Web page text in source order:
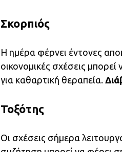
Σκορπιός
Η ημέρα φέρνει έντονες
οικονομικές σχέσεις
για καθαρτική θεραπεία.
Τοξότης
Οι σχέσεις σήμερα